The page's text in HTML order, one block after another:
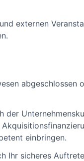
externen
abgeschlossen
der
einbringen.
Ihr sicheres